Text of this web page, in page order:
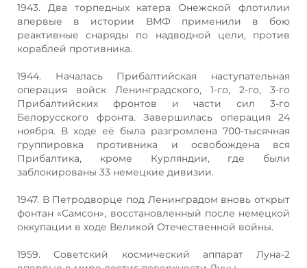
1943. Два торпедных катера Онежской флотилии
впервые в истории ВМФ применили в бою
реактивные снаряды по надводной цели, против
кораблей противника.
1944. Началась Прибалтийская наступательная
операция войск Ленинградского, 1-го, 2-го, 3-го
Прибалтийских фронтов и части сил 3-го
Белорусского фронта. Завершилась операция 24
ноября. В ходе её была разгромлена 700-тысячная
группировка противника и освобождена вся
Прибалтика, кроме Курляндии, где были
заблокированы 33 немецкие дивизии.
1947. В Петродворце под Ленинградом вновь открыт
фонтан «Самсон», восстановленный после немецкой
оккупации в ходе Великой Отечественной войны.
1959. Советский космический аппарат Луна-2